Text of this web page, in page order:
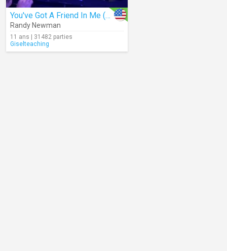
You've Got A Friend In Me (Live)
Randy Newman
11 ans | 31482 parties
Giselteaching